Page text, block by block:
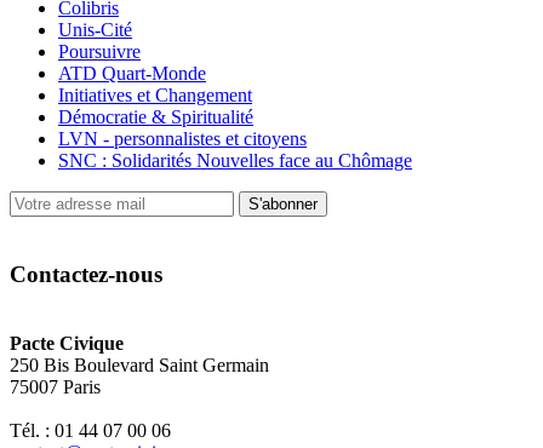
Colibris
Unis-Cité
Poursuivre
ATD Quart-Monde
Initiatives et Changement
Démocratie & Spiritualité
LVN - personnalistes et citoyens
SNC : Solidarités Nouvelles face au Chômage
S'abonner
Contactez-nous
Pacte Civique
250 Bis Boulevard Saint Germain
75007 Paris
Tél. : 01 44 07 00 06